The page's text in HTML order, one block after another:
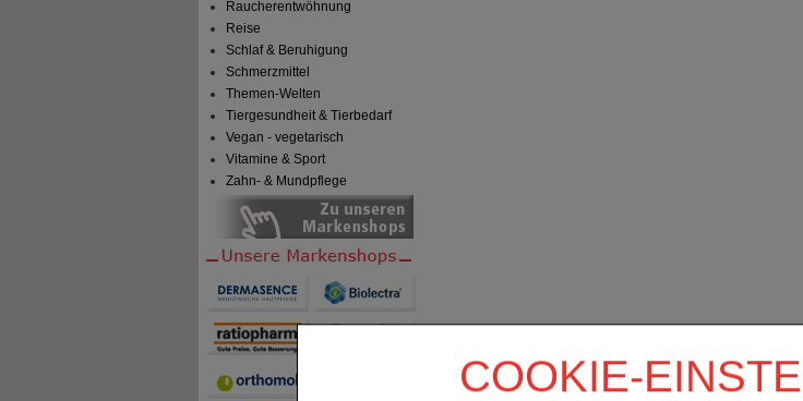
COOKIE-
Raucherentwöhnung
Reise
Schlaf & Beruhigung
Schmerzmittel
Themen-Welten
Tiergesundheit & Tierbedarf
Vegan - vegetarisch
Vitamine & Sport
Zahn- & Mundpflege